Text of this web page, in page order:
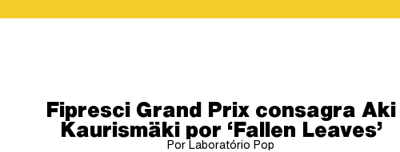
Fipresci Grand Prix consagra Aki
Kaurismäki por ‘Fallen Leaves’
Por Laboratório Pop